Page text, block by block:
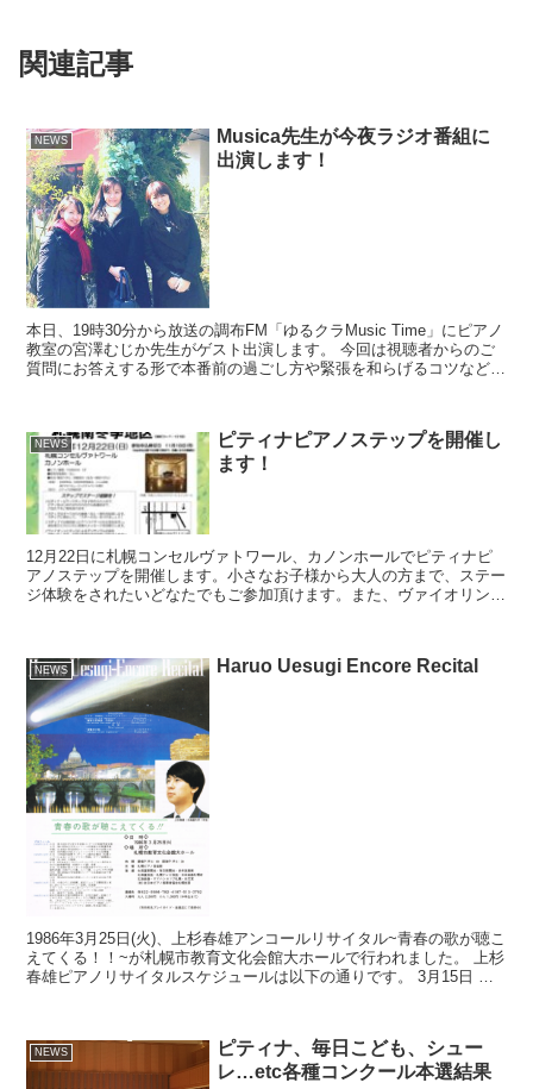
関連記事
NEWS
Musica先生が今夜ラジオ番組に
出演します！
本日、19時30分から放送の調布FM「ゆるクラMusic Time」にピアノ
教室の宮澤むじか先生がゲスト出演します。 今回は視聴者からのご
質問にお答えする形で本番前の過ごし方や緊張を和らげるコツなどを
NEWS
ピティナピアノステップを開催し
ます！
12月22日に札幌コンセルヴァトワール、カノンホールでピティナピ
アノステップを開催します。小さなお子様から大人の方まで、ステー
ジ体験をされたいどなたでもご参加頂けます。また、ヴァイオリンや
NEWS Haruo Uesugi Encore Recital
1986年3月25日(火)、上杉春雄アンコールリサイタル~青春の歌が聴こ
えてくる！！~が札幌市教育文化会館大ホールで行われました。 上杉
春雄ピアノリサイタルスケジュールは以下の通りです。 3月15日 天
NEWS
ピティナ、毎日こども、シュー
レ…etc各種コンクール本選結果